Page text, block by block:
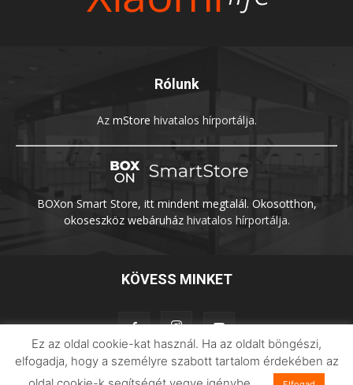
Rólunk
Az mStore hivatalos hírportálja.
BOXon Smart Store, itt mindent megtalál. Okosotthon,
okoseszköz webáruházhivatalos hírportálja.
KÖVESS MINKET
Ez az oldal cookie-kat használ. Ha az oldalt böngészi,
elfogadja, hogy a személyre szabott tartalom érdekében az